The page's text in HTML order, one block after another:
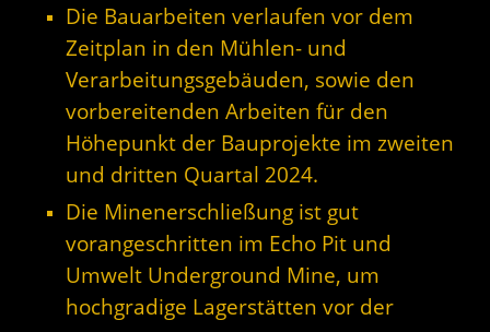
Die Bauarbeiten verlaufen vor dem
Zeitplan in den Mühlen- und
Verarbeitungsgebäuden, sowie den
vorbereitenden Arbeiten für den
Höhepunkt der Bauprojekte im zweiten
und dritten Quartal 2024.
Die Minenerschließung ist gut
vorangeschritten im Echo Pit und
Umwelt Underground Mine, um
hochgradige Lagerstätten vor der